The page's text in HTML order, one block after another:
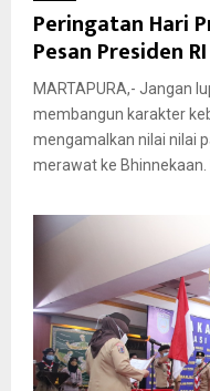
Peringatan Hari
Pesan Presiden RI
MARTAPURA,- Jangan
membangun karakter
mengamalkan nilai nilai
merawat ke Bhinnekaan.